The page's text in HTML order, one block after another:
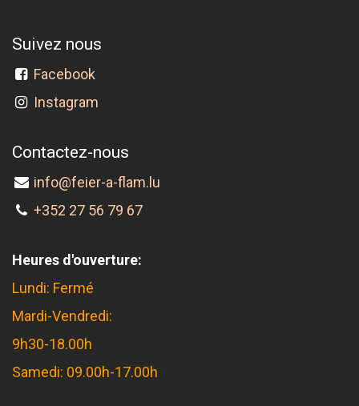
Suivez nous
Facebook
Instagram
Contactez-nous
info@feier-a-flam.lu
+352 27 56 79 67
Heures d'ouverture:
Lundi: Fermé
Mardi-Vendredi:
9h30-18.00h
Samedi: 09.00h-17.00h